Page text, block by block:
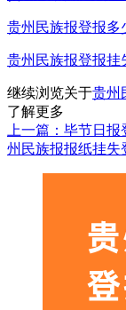
贵州民族报登报多
贵州民族报登报挂
继续浏览关于贵州
了解更多
上一篇：毕节日
州民族报报纸挂失